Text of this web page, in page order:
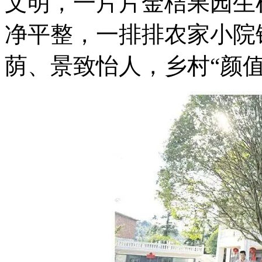
净平整，一排排农家小
荫、景致怡人，乡村“颜